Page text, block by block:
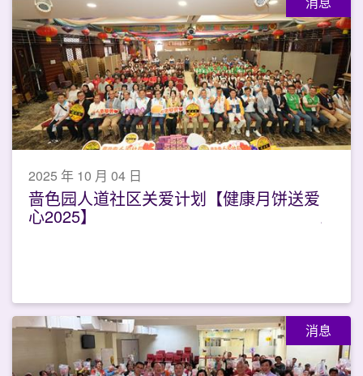
2025 年 10 月 04 日
啬色园人道社区关爱计划【健康月饼送爱
心2025】
消息